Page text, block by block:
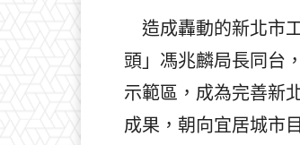
造成轟動的新北市
頭」馮兆麟局長同台
示範區，成為完善新
成果，朝向宜居城市